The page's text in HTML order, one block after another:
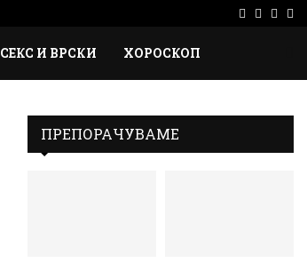
Facebook
СЕКС И ВРСКИ ХОРОСКОП
ПРЕПОРАЧУВАМЕ